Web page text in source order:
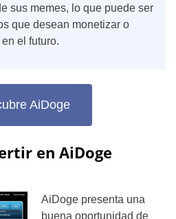
sus memes, lo que puede ser
que desean monetizar o
el futuro.
AiDoge
en AiDoge
AiDoge presenta una
buena oportunidad de